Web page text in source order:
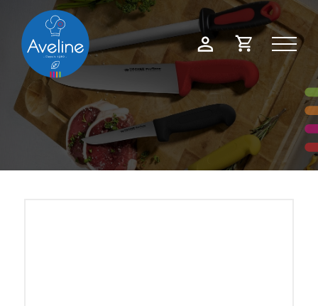
Mon
compte
Demande
devis
Panneau de gestion des cookies